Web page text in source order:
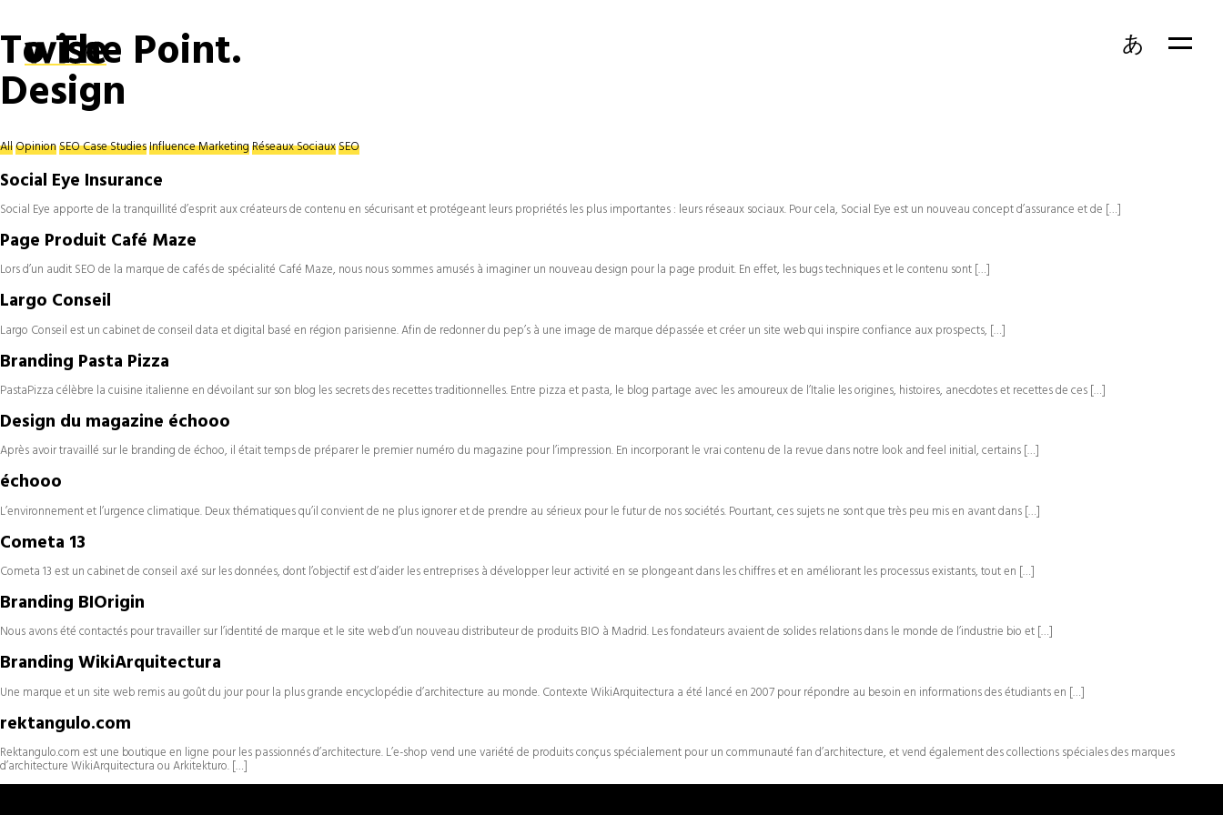
あ
To The Point.
Design
AllOpinionSEO Case StudiesInfluence MarketingRéseaux SociauxSEO
Social Eye Insurance
Social Eye apporte de la tranquillité d’esprit aux créateurs de contenu en sécurisant et protégeant leurs propriétés les plus importantes : leurs réseaux sociaux. Pour cela, Social Eye est un nouveau concept d’assurance et de […]
Page Produit Café Maze
Lors d’un audit SEO de la marque de cafés de spécialité Café Maze, nous nous sommes amusés à imaginer un nouveau design pour la page produit. En effet, les bugs techniques et le contenu sont […]
Largo Conseil
Largo Conseil est un cabinet de conseil data et digital basé en région parisienne. Afin de redonner du pep’s à une image de marque dépassée et créer un site web qui inspire confiance aux prospects, […]
Branding Pasta Pizza
PastaPizza célèbre la cuisine italienne en dévoilant sur son blog les secrets des recettes traditionnelles. Entre pizza et pasta, le blog partage avec les amoureux de l’Italie les origines, histoires, anecdotes et recettes de ces […]
Design du magazine échooo
Après avoir travaillé sur le branding de échoo, il était temps de préparer le premier numéro du magazine pour l’impression. En incorporant le vrai contenu de la revue dans notre look and feel initial, certains […]
échooo
L’environnement et l’urgence climatique. Deux thématiques qu’il convient de ne plus ignorer et de prendre au sérieux pour le futur de nos sociétés. Pourtant, ces sujets ne sont que très peu mis en avant dans […]
Cometa 13
Cometa 13 est un cabinet de conseil axé sur les données, dont l’objectif est d’aider les entreprises à développer leur activité en se plongeant dans les chiffres et en améliorant les processus existants, tout en […]
Branding BIOrigin
Nous avons été contactés pour travailler sur l’identité de marque et le site web d’un nouveau distributeur de produits BIO à Madrid. Les fondateurs avaient de solides relations dans le monde de l’industrie bio et […]
Branding WikiArquitectura
Une marque et un site web remis au goût du jour pour la plus grande encyclopédie d’architecture au monde. Contexte WikiArquitectura a été lancé en 2007 pour répondre au besoin en informations des étudiants en […]
rektangulo.com
Rektangulo.com est une boutique en ligne pour les passionnés d’architecture. L’e-shop vend une variété de produits conçus spécialement pour un communauté fan d’architecture, et vend également des collections spéciales des marques
d’architecture WikiArquitectura ou Arkitekturo. […]